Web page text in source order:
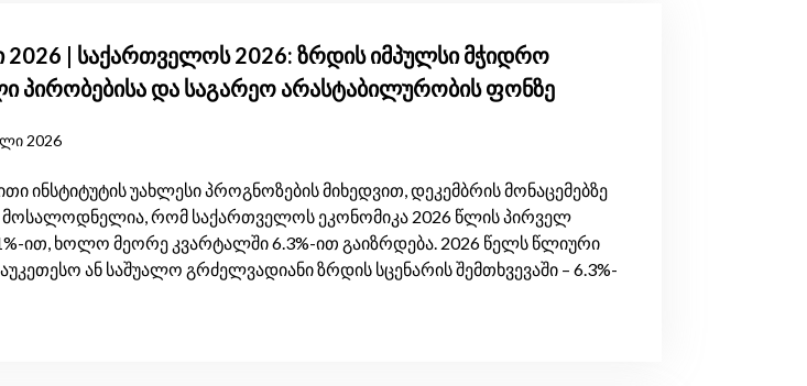
| საქართველოს 2026: ზრდის იმპულსი მჭიდრო
პირობებისა და საგარეო არასტაბილურობის ფონზე
2026
ინსტიტუტის უახლესი პროგნოზების მიხედვით, დეკემბრის მონაცემებზე
რომ საქართველოს ეკონომიკა 2026 წლის პირველ
ით, ხოლო მეორე კვარტალში 6.3%-ით გაიზრდება. 2026 წელს წლიური
ან საშუალო გრძელვადიანი ზრდის სცენარის შემთხვევაში – 6.3%-